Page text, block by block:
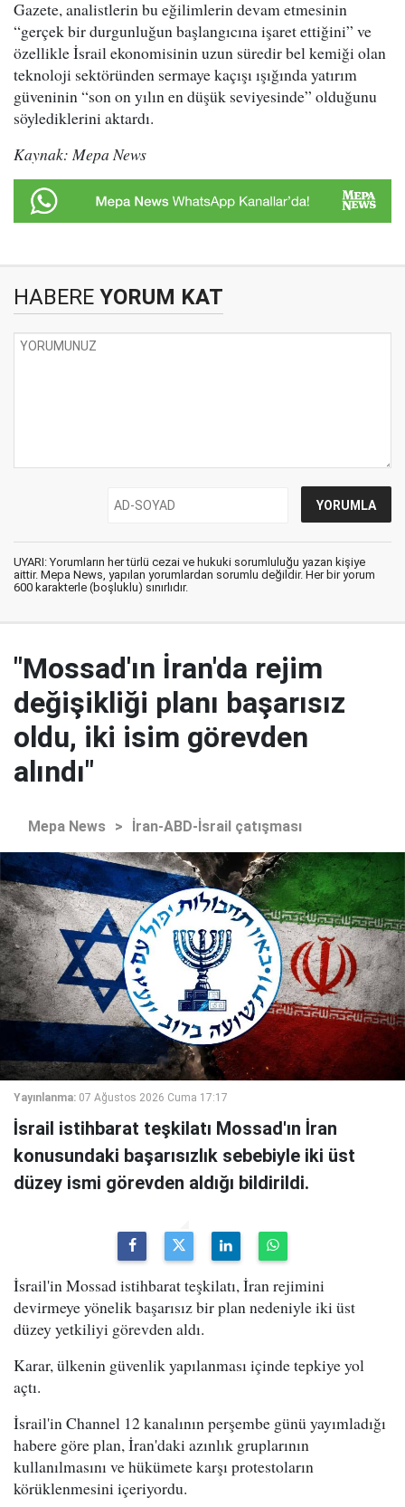
Gazete, analistlerin bu eğilimlerin devam etmesinin
“gerçek bir durgunluğun başlangıcına işaret ettiğini” ve
özellikle İsrail ekonomisinin uzun süredir bel kemiği olan
teknoloji sektöründen sermaye kaçışı ışığında yatırım
güveninin “son on yılın en düşük seviyesinde” olduğunu
söylediklerini aktardı.
Kaynak: Mepa News
HABERE YORUM KAT
UYARI: Yorumların her türlü cezai ve hukuki sorumluluğu yazan kişiye
aittir. Mepa News, yapılan yorumlardan sorumlu değildir. Her bir yorum
600 karakterle (boşluklu) sınırlıdır.
"Mossad'ın İran'da rejim
değişikliği planı başarısız
oldu, iki isim görevden
alındı"
Mepa News > İran-ABD-İsrail çatışması
Yayınlanma: 07 Ağustos 2026 Cuma 17:17
İsrail istihbarat teşkilatı Mossad'ın İran
konusundaki başarısızlık sebebiyle iki üst
düzey ismi görevden aldığı bildirildi.
İsrail'in Mossad istihbarat teşkilatı, İran rejimini
devirmeye yönelik başarısız bir plan nedeniyle iki üst
düzey yetkiliyi görevden aldı.
Karar, ülkenin güvenlik yapılanması içinde tepkiye yol
açtı.
İsrail'in Channel 12 kanalının perşembe günü yayımladığı
habere göre plan, İran'daki azınlık gruplarının
kullanılmasını ve hükümete karşı protestoların
körüklenmesini içeriyordu.